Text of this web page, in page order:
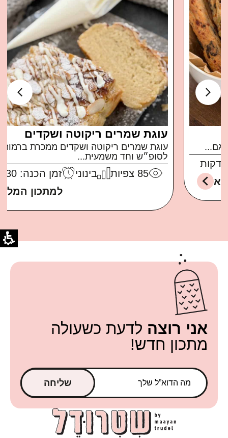
עוגת שמרים ריקוטה ושקדים
עוגת שמרים ריקוטה ושקדים ממכרת ברמות בול
לסופ״ש וחד משמעית...
צפיות בינוני
זמן הכנה: 30 דקות
למתכון המלא
אני רוצה לדעת כשעולה
מתכון חדש!
שליחה